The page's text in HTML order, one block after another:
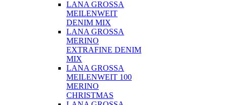
LANA GROSSA
MEILENWEIT
DENIM MIX
LANA GROSSA
MERINO
EXTRAFINE DENIM
MIX
LANA GROSSA
MEILENWEIT 100
MERINO
CHRISTMAS